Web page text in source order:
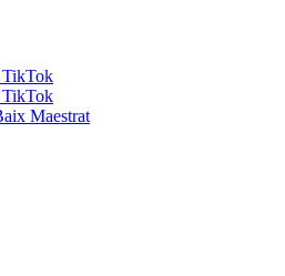
TikTok
TikTok